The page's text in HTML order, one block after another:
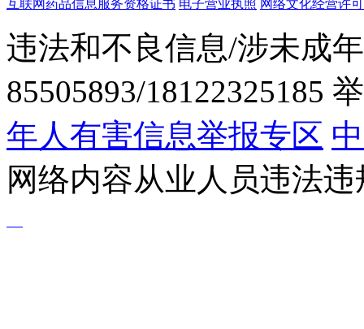
互联网药品信息服务资格证书 电子营业执照 网络文化经营许
违法和不良信息/涉未成
85505893/18122325185
年人有害信息举报专区
网络内容从业人员违法